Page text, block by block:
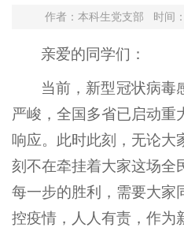
作者：本科生党支部 时间
亲爱的同学们：
当前，新型冠状病毒
严峻，全国多省已启动重
响应。此时此刻，无论大
刻不在牵挂着大家这场全
每一步的胜利，需要大家
控疫情，人人有责，作为